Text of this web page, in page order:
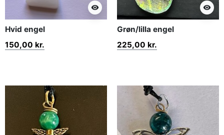
visibility
Hvid engel
150,00 kr.
visibility
Grøn/lilla engel
225,00 kr.